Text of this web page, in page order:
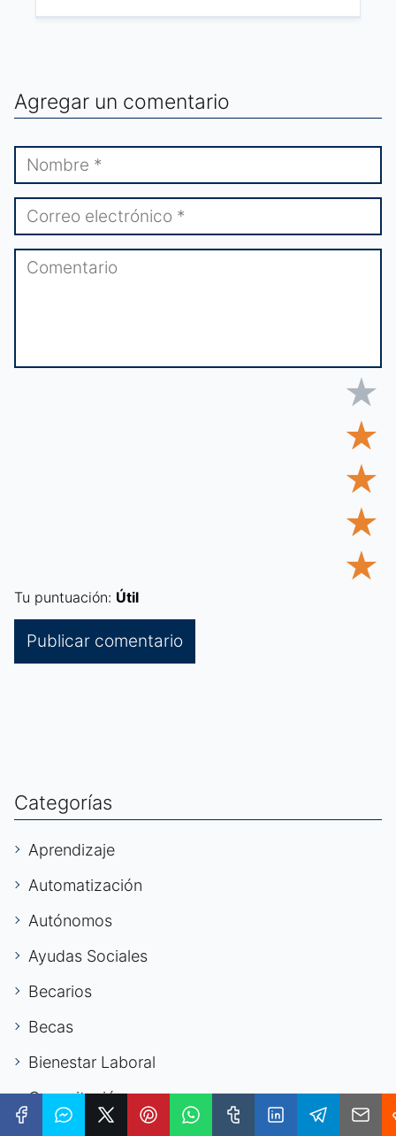
Agregar un comentario
★
★
★
★
★
Tu puntuación: Útil
Categorías
Aprendizaje
Automatización
Autónomos
Ayudas Sociales
Becarios
Becas
Bienestar Laboral
Capacitación